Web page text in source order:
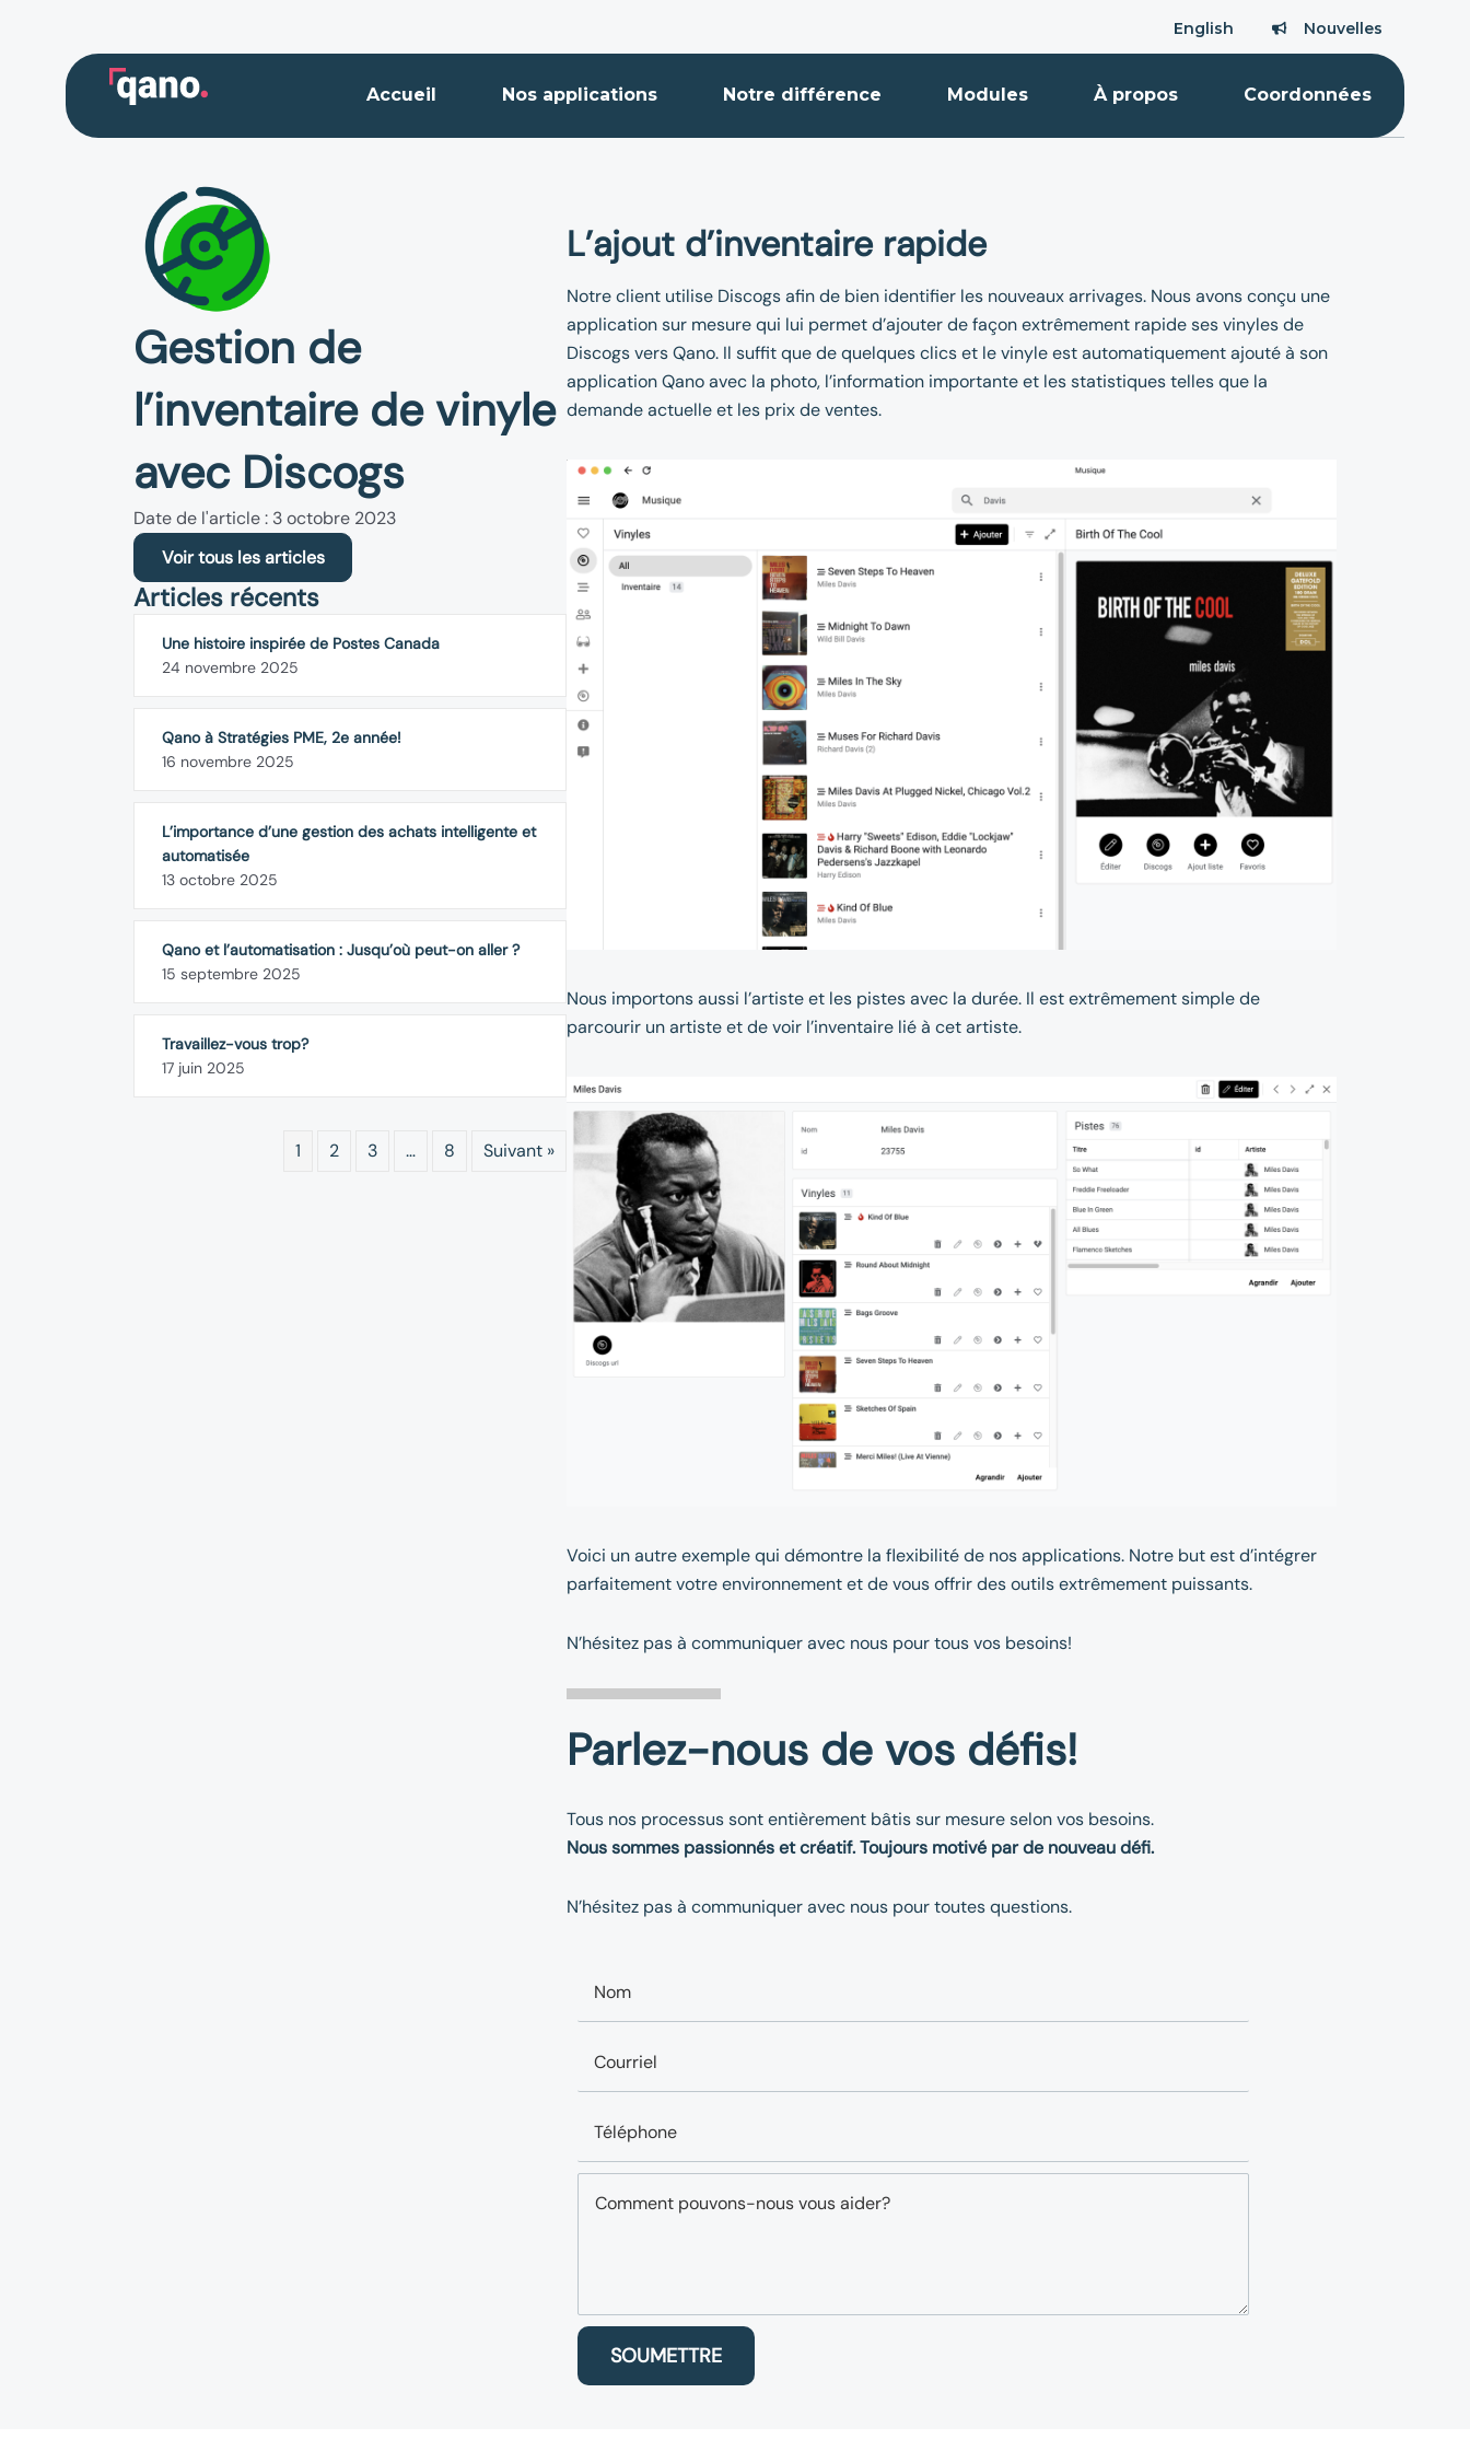
English Nouvelles
Nouvelles
Accueil Nos applications Notre différence Modules À propos Coordonnées
Gestion de
l’inventaire de vinyle
avec Discogs
Date de l'article : 3 octobre 2023
Voir tous les articles
Articles récents
Une histoire inspirée de Postes Canada
24 novembre 2025
Qano à Stratégies PME, 2e année!
16 novembre 2025
L’importance d’une gestion des achats intelligente et
automatisée
13 octobre 2025
Qano et l’automatisation : Jusqu’où peut-on aller ?
15 septembre 2025
Travaillez-vous trop?
17 juin 2025
1 2 3 … 8 Suivant »
L’ajout d’inventaire rapide
Notre client utilise Discogs afin de bien identifier les nouveaux arrivages. Nous avons conçu une
application sur mesure qui lui permet d’ajouter de façon extrêmement rapide ses vinyles de
Discogs vers Qano. Il suffit que de quelques clics et le vinyle est automatiquement ajouté à son
application Qano avec la photo, l’information importante et les statistiques telles que la
demande actuelle et les prix de ventes.
Nous importons aussi l’artiste et les pistes avec la durée. Il est extrêmement simple de
parcourir un artiste et de voir l’inventaire lié à cet artiste.
Voici un autre exemple qui démontre la flexibilité de nos applications. Notre but est d’intégrer
parfaitement votre environnement et de vous offrir des outils extrêmement puissants.
N’hésitez pas à communiquer avec nous pour tous vos besoins!
Parlez-nous de vos défis!
Tous nos processus sont entièrement bâtis sur mesure selon vos besoins.
Nous sommes passionnés et créatif. Toujours motivé par de nouveau défi.
N’hésitez pas à communiquer avec nous pour toutes questions.
SOUMETTRE